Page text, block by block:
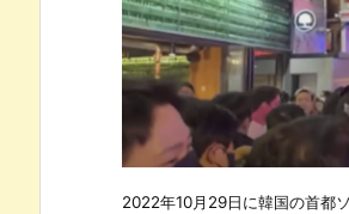
2022年10月29日に韓国の首都